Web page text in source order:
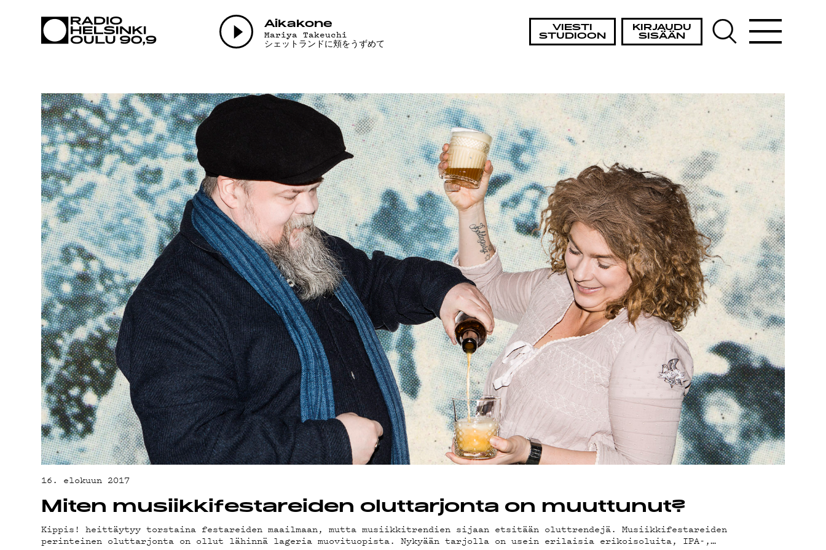
VIESTI
STUDIOON
KIRJAUDU
SISÄÄN
Aikakone
Mariya Takeuchi
シェットランドに頬をうずめて
AJANKOHTAISTA
OHJELMAT
TEKIJÄT
ON-DEMAND
PODCAST
MAINOSTA
YHTEYSTIEDOT
G LIVELAB
YSTÄVÄKLUBI
TIETOSUOJA
16. elokuun 2017
Miten musiikkifestareiden oluttarjonta on muuttunut?
Kippis! heittäytyy torstaina festareiden maailmaan, mutta musiikkitrendien sijaan etsitään oluttrendejä. Musiikkifestareiden
perinteinen oluttarjonta on ollut lähinnä lageria muovituopista. Nykyään tarjolla on usein erilaisia erikoisoluita, IPA-,…